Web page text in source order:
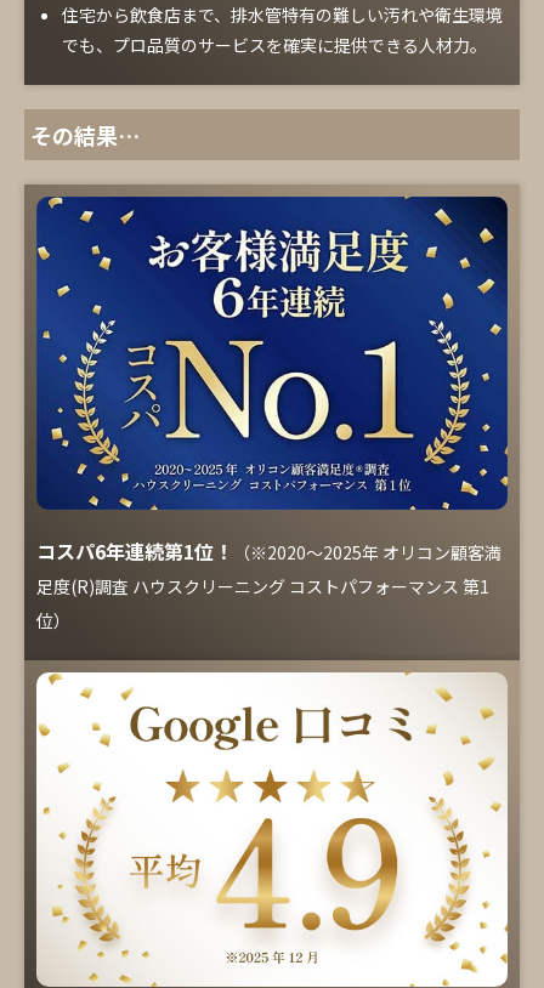
住宅から飲食店まで、排水管特有の難しい汚れや衛生環境
でも、プロ品質のサービスを確実に提供できる人材力。
その結果…
コスパ6年連続第1位！
（※2020～2025年 オリコン顧客満
足度(R)調査 ハウスクリーニング コストパフォーマンス 第1
位）